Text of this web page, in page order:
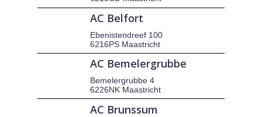
AC Belfort
Ebenistendreef 100
6216PS Maastricht
AC Bemelergrubbe
Bemelergrubbe 4
6226NK Maastricht
AC Brunssum